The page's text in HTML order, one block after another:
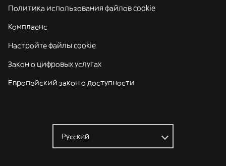
Политика использования файлов cookie
Комплаенс
Настройте файлы cookie
Закон о цифровых услугах
Европейский закон о доступности